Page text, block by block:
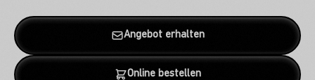
Angebot erhalten
Online bestellen